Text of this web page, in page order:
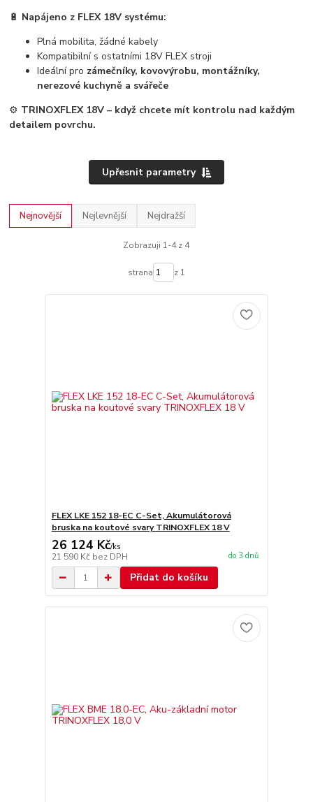
🔋 Napájeno z FLEX 18V systému:
Plná mobilita, žádné kabely
Kompatibilní s ostatními 18V FLEX stroji
Ideální pro zámečníky, kovovýrobu, montážníky,
nerezové kuchyně a svářeče
⚙️ TRINOXFLEX 18V – když chcete mít kontrolu nad každým
detailem povrchu.
Upřesnit parametry
Nejnovější Nejlevnější Nejdražší
Zobrazuji 1-4 z 4
strana z 1
FLEX LKE 152 18-EC C-Set, Akumulátorová
bruska na koutové svary TRINOXFLEX 18 V
26 124 Kč/ks
21 590 Kč bez DPH do 3 dnů
Přidat do košíku